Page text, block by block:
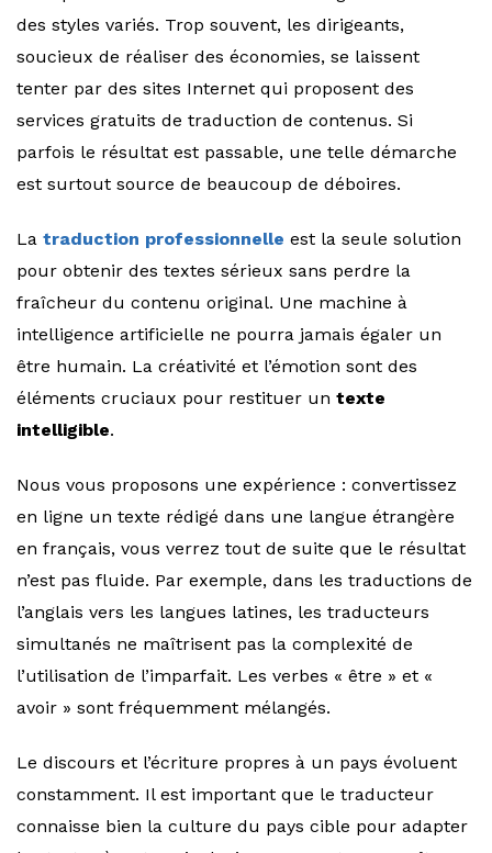
des styles variés. Trop souvent, les dirigeants,
soucieux de réaliser des économies, se laissent
tenter par des sites Internet qui proposent des
services gratuits de traduction de contenus. Si
parfois le résultat est passable, une telle démarche
est surtout source de beaucoup de déboires.
La traduction professionnelle est la seule solution
pour obtenir des textes sérieux sans perdre la
fraîcheur du contenu original. Une machine à
intelligence artificielle ne pourra jamais égaler un
être humain. La créativité et l’émotion sont des
éléments cruciaux pour restituer un texte
intelligible.
Nous vous proposons une expérience : convertissez
en ligne un texte rédigé dans une langue étrangère
en français, vous verrez tout de suite que le résultat
n’est pas fluide. Par exemple, dans les traductions de
l’anglais vers les langues latines, les traducteurs
simultanés ne maîtrisent pas la complexité de
l’utilisation de l’imparfait. Les verbes « être » et «
avoir » sont fréquemment mélangés.
Le discours et l’écriture propres à un pays évoluent
constamment. Il est important que le traducteur
connaisse bien la culture du pays cible pour adapter